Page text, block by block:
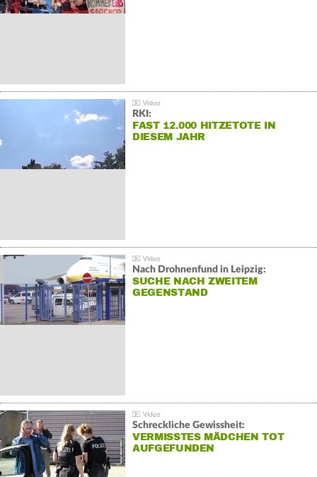
RKI:
FAST 12.000 HITZETOTE IN
DIESEM JAHR
Nach Drohnenfund in Leipzig:
SUCHE NACH ZWEITEM
GEGENSTAND
Schreckliche Gewissheit:
VERMISSTES MÄDCHEN TOT
AUFGEFUNDEN